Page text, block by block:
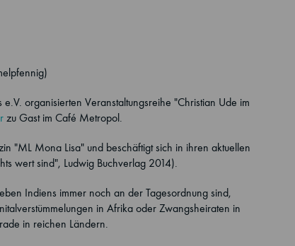
organisierten Veranstaltungsreihe "Christian Ude im
zu Gast im Café Metropol.
"ML Mona Lisa" und beschäftigt sich in ihren aktuellen
wert sind", Ludwig Buchverlag 2014).
Indiens immer noch an der Tagesordnung sind,
in Afrika oder Zwangsheiraten in
in reichen Ländern.